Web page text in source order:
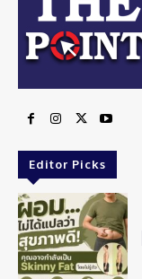
Editor Picks